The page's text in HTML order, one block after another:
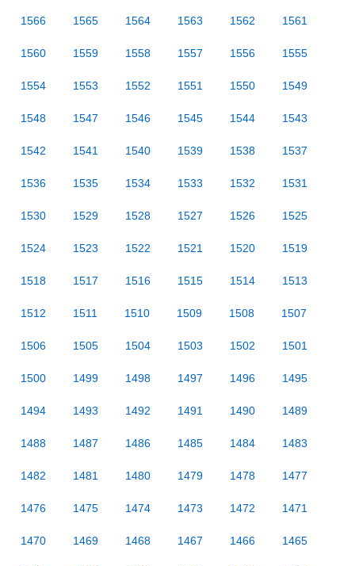
1566 1565 1564 1563 1562 1561
1560 1559 1558 1557 1556 1555
1554 1553 1552 1551 1550 1549
1548 1547 1546 1545 1544 1543
1542 1541 1540 1539 1538 1537
1536 1535 1534 1533 1532 1531
1530 1529 1528 1527 1526 1525
1524 1523 1522 1521 1520 1519
1518 1517 1516 1515 1514 1513
1512 1511 1510 1509 1508 1507
1506 1505 1504 1503 1502 1501
1500 1499 1498 1497 1496 1495
1494 1493 1492 1491 1490 1489
1488 1487 1486 1485 1484 1483
1482 1481 1480 1479 1478 1477
1476 1475 1474 1473 1472 1471
1470 1469 1468 1467 1466 1465